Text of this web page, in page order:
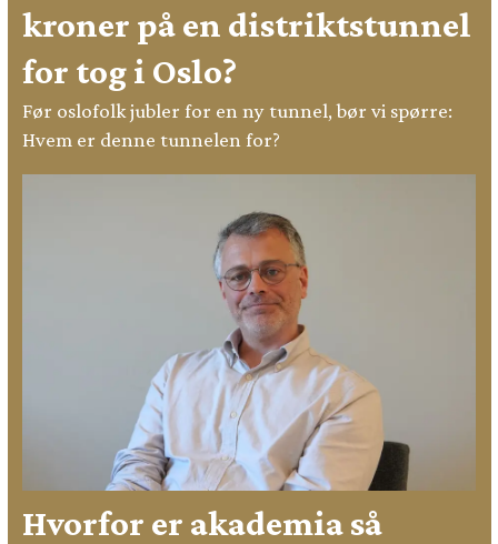
kroner på en distriktstunnel
for tog i Oslo?
Før oslofolk jubler for en ny tunnel, bør vi spørre:
Hvem er denne tunnelen for?
Hvorfor er akademia så